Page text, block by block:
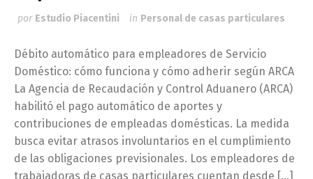
por Estudio Piacentini in Personal de casas particulares
Débito automático para empleadores de Servicio
Doméstico: cómo funciona y cómo adherir según ARCA
La Agencia de Recaudación y Control Aduanero (ARCA)
habilitó el pago automático de aportes y
contribuciones de empleadas domésticas. La medida
busca evitar atrasos involuntarios en el cumplimiento
de las obligaciones previsionales. Los empleadores de
trabajadoras de casas particulares cuentan desde […]